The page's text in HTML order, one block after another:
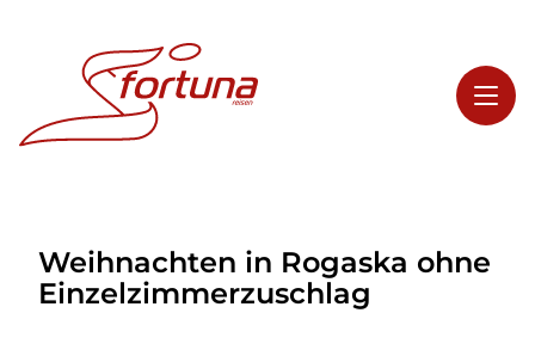
Highlights
Weihnachten in Rogaska ohne
Einzelzimmerzuschlag